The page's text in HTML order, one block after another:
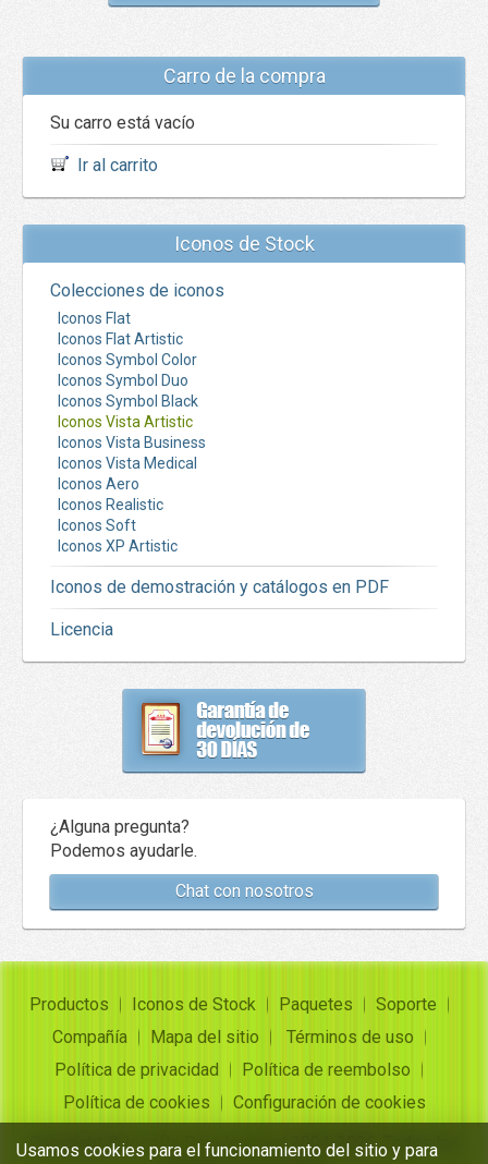
Carro de la compra
Su carro está vacío
Ir al carrito
Iconos de Stock
Colecciones de iconos
Iconos Flat
Iconos Flat Artistic
Iconos Symbol Color
Iconos Symbol Duo
Iconos Symbol Black
Iconos Vista Artistic
Iconos Vista Business
Iconos Vista Medical
Iconos Aero
Iconos Realistic
Iconos Soft
Iconos XP Artistic
Iconos de demostración y catálogos en PDF
Licencia
¿Alguna pregunta?
Podemos ayudarle.
Chat con nosotros
Productos Iconos de Stock Paquetes
Soporte
Compañía
Mapa del sitio
Términos de uso
Política de privacidad
Política de reembolso
Política de cookies
Configuración de cookies
Copyright ©Insofta Development 2004-2026. Todos los
Usamos cookies para el funcionamiento del sitio y para